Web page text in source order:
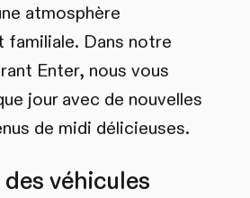
atmosphère
Dans notre
Enter, nous vous
jour avec de nouvelles
de midi délicieuses.
véhicules